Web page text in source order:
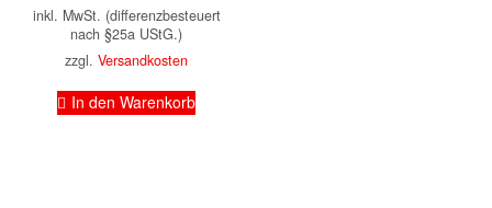
inkl. MwSt. (differenzbesteuert
nach §25a UStG.)
zzgl.Versandkosten
In den Warenkorb